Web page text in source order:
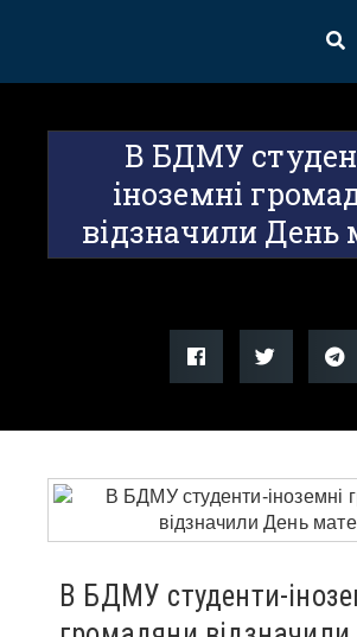
В БДМУ
іноземні
відзначили День
В БДМУ студенти-